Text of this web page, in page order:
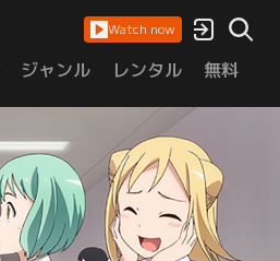
Watch now
ジャンル レンタル 無料